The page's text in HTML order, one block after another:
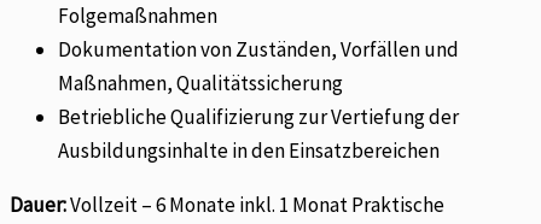
Folgemaßnahmen
Dokumentation von Zuständen, Vorfällen und
Maßnahmen, Qualitätssicherung
Betriebliche Qualifizierung zur Vertiefung der
Ausbildungsinhalte in den Einsatzbereichen
Dauer:Vollzeit – 6 Monate inkl. 1 Monat Praktische